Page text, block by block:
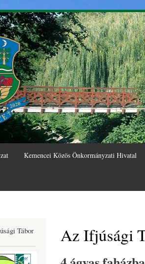
Kemencei Közös Önkormányzati Hivatal
Tábor
Az Ifjúsági